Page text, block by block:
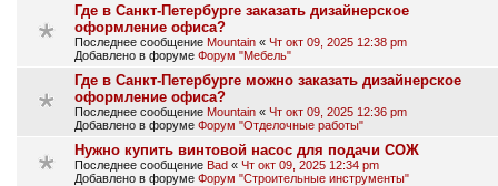
Где в Санкт-Петербурге заказать дизайнерское
оформление офиса?
Последнее сообщение Mountain « Чт окт 09, 2025 12:38 pm
Добавлено в форуме Форум "Мебель"
Где в Санкт-Петербурге можно заказать дизайнерское
оформление офиса?
Последнее сообщение Mountain « Чт окт 09, 2025 12:36 pm
Добавлено в форуме Форум "Отделочные работы"
Нужно купить винтовой насос для подачи СОЖ
Последнее сообщение Bad « Чт окт 09, 2025 12:34 pm
Добавлено в форуме Форум "Строительные инструменты"